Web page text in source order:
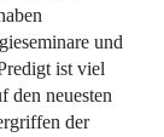
und
ist viel
den neuesten
der